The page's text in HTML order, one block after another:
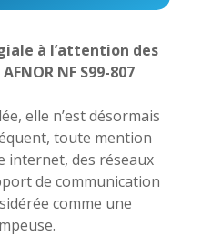
à l’attention des
NF S99-807
elle n’est désormais
toute mention
internet, des réseaux
de communication
comme une